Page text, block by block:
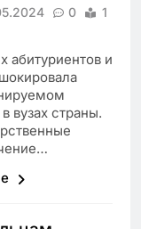
0
1
абитуриентов и
вузах страны.